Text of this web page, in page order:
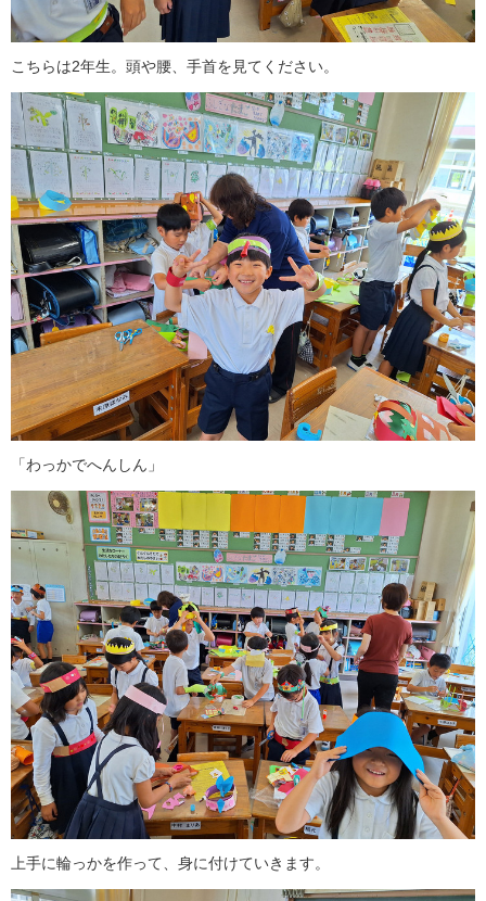
こちらは2年生。頭や腰、手首を見てください。
「わっかでへんしん」
上手に輪っかを作って、身に付けていきます。